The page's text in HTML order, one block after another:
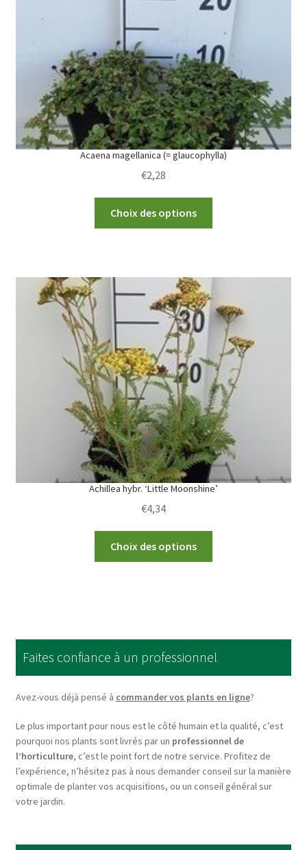
be
on
the
product
page
Acaena magellanica (= glaucophylla)
€2,28
Choix des options
The
options
may
chosen
on
the
product
page
Achillea hybr. ‘Little Moonshine’
€4,34
Choix des options
options
may
be
chosen
the
product
page
Faites confiance à un professionnel
Avez-vous déjà pensé à commander vos plants en ligne?
Le plus important pour nous est le côté humain et la qualité, c’est
pourquoi nos plants sont livrés par un professionnel de
l’horticulture, c’est le point fort de notre service. Profitez de
l’expérience, n’hésitez pas à nous demander conseil sur la manière
optimale de planter vos acquisitions, ou un conseil général sur
votre jardin.